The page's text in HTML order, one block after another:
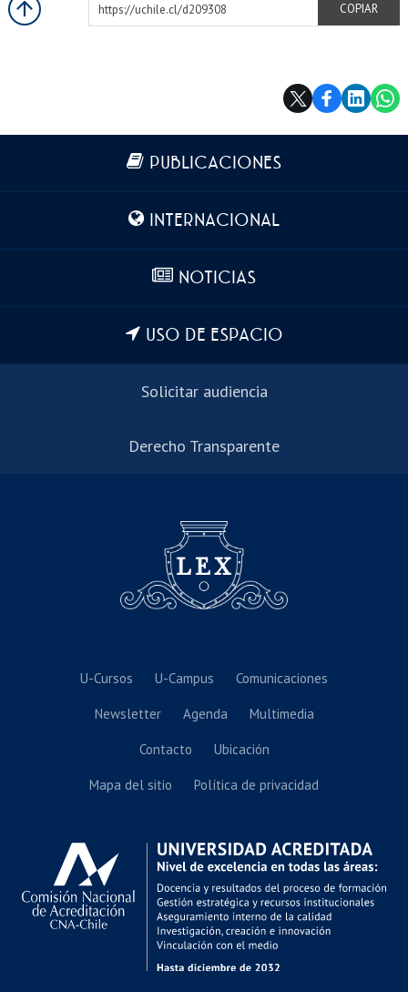
https://uchile.cl/d209308
COPIAR
Más información
PUBLICACIONES
INTERNACIONAL
NOTICIAS
USO DE ESPACIO
Solicitar audiencia
Derecho Transparente
U-Cursos U-Campus Comunicaciones
Newsletter Agenda Multimedia
Contacto Ubicación
Mapa del sitio Política de privacidad